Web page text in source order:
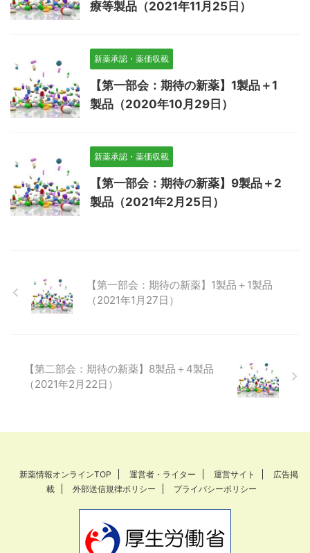
療等製品（2021年11月25日）
新薬承認・薬価収載
【第一部会：期待の新薬】1製品＋1
製品（2020年10月29日）
新薬承認・薬価収載
【第一部会：期待の新薬】9製品＋2
製品（2021年2月25日）
【第一部会：期待の新薬】1製品＋1製品
（2021年1月27日）
【第二部会：期待の新薬】8製品＋4製品
（2021年2月22日）
新薬情報オンラインTOP 運営者・ライター 運営サイト
広告掲
載
外部送信規律ポリシー プライバシーポリシー